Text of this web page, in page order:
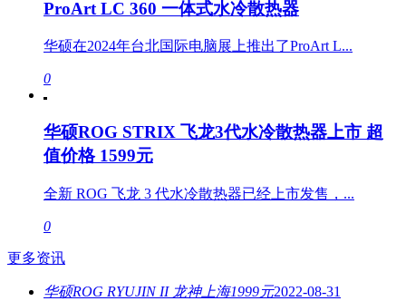
ProArt LC 360 一体式水冷散热器
华硕在2024年台北国际电脑展上推出了ProArt L...
0
华硕ROG STRIX 飞龙3代水冷散热器上市 超
值价格 1599元
全新 ROG 飞龙 3 代水冷散热器已经上市发售，...
0
更多资讯
华硕ROG RYUJIN II 龙神上海1999元2022-08-31